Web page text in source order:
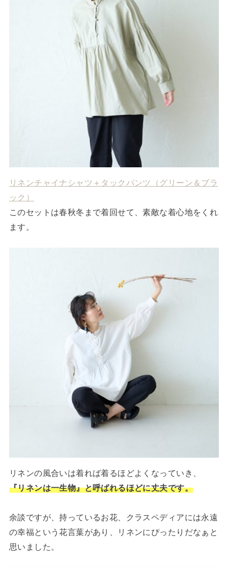
リネンチャイナシャツ＋タックパンツ（グリーン＆ブラ
ック）
このセットは春秋冬まで着回せて、素敵な着心地をくれ
ます。
リネンの風合いは着れば着るほどよくなっていき、
『リネンは一生物』と呼ばれるほどに丈夫です。
余談ですが、持っているお花、クラスペディアには永遠
の幸福という花言葉があり、リネンにぴったりだなぁと
思いました。